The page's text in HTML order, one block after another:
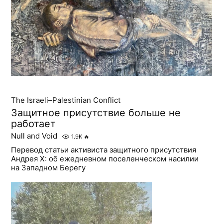
The Israeli–Palestinian Conflict
Защитное присутствие больше не
работает
Null and Void 1.9K 🔥
Перевод статьи активиста защитного присутствия
Андрея Х: об ежедневном поселенческом насилии
на Западном Берегу